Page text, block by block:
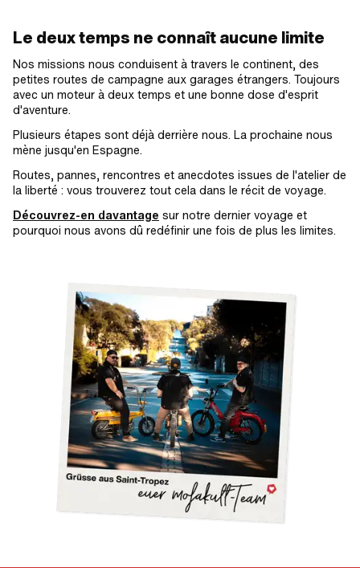
Le deux temps ne connaît aucune limite
Nos missions nous conduisent à travers le continent, des
petites routes de campagne aux garages étrangers. Toujours
avec un moteur à deux temps et une bonne dose d'esprit
d'aventure.
Plusieurs étapes sont déjà derrière nous. La prochaine nous
mène jusqu'en Espagne.
Routes, pannes, rencontres et anecdotes issues de l'atelier de
la liberté : vous trouverez tout cela dans le récit de voyage.
Découvrez-en davantage sur notre dernier voyage et
pourquoi nous avons dû redéfinir une fois de plus les limites.